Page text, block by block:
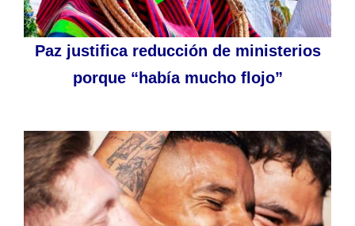
Paz justifica reducción de ministerios
porque “había mucho flojo”